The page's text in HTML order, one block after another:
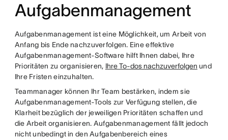
Aufgabenmanagement
Aufgabenmanagement ist eine Möglichkeit, um Arbeit von
Anfang bis Ende nachzuverfolgen. Eine effektive
Aufgabenmanagement-Software hilft Ihnen dabei, Ihre
Prioritäten zu organisieren, Ihre To-dos nachzuverfolgen und
Ihre Fristen einzuhalten.
Teammanager können Ihr Team bestärken, indem sie
Aufgabenmanagement-Tools zur Verfügung stellen, die
Klarheit bezüglich der jeweiligen Prioritäten schaffen und
die Arbeit organisieren. Aufgabenmanagement fällt jedoch
nicht unbedingt in den Aufgabenbereich eines